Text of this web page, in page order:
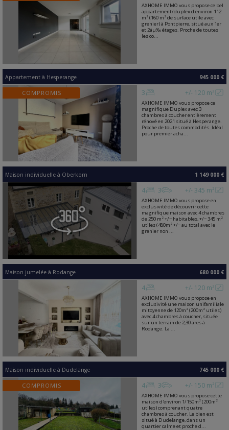
AXHOME IMMO vous propose ce bel
appartement/duplex d'environ 112
m² (160 m² de surface utile avec
grenier) à Pontpierre, situé aux 1er
et 2áµ‰ étages. Proche de toutes
les co...
Appartement à Hesperange 945 000 €
COMPROMIS +/- 120 m²
3
AXHOME IMMO vous propose ce
magnifique Duplex avec 3
chambres à coucher entièrement
rénové en 2021 situé à Hesperange.
Proche de toutes commodités. Idéal
pour premier acha...
Maison individuelle à Oberkorn 1 149 000 €
+/- 345 m²
4 3
AXHOME IMMO vous propose en
exclusivité de découvrir cette
magnifique maison avec 4 chambres
de 250 m² +/− habitables, +/− 345 m²
utiles (480m² +/− au total avec le
grenier non ...
Maison jumelée à Rodange 680 000 €
+/- 120 m²
4
AXHOME IMMO vous propose en
exclusivité une maison unifamiliale
mitoyenne de 120m² (200m² utiles)
avec 4 chambres à coucher, située
sur un terrain de 2,30 ares à
Rodange. La ...
Maison individuelle à Dudelange 745 000 €
COMPROMIS +/- 150 m²
4 3
AXHOME IMMO vous propose cette
maison d'environ 1/150m² (200m²
utiles) comprenant quatre
chambres à coucher. Le bien est
situé à Dudelange, dans un
quartier calme et proche d...